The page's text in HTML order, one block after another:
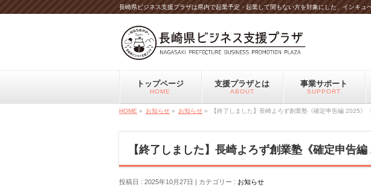
長崎県ビジネス支援プラザは県内で起業予定・起業して間もない方を対象にした、インキュ
トップページ
HOME
支援プラザとは
ABOUT
事業サポート
SUPPORT
HOME » お知らせ » お知らせ » 【終了しました】長崎よろず創業塾《確定申告編 2025》
【終了しました】長崎よろず創業塾《確定申告
投稿日 : 2025年10月27日 カテゴリー : お知らせ